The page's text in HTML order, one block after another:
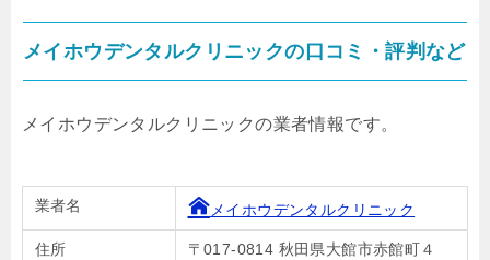
メイホウデンタルクリニックの口コミ・評判など
メイホウデンタルクリニックの業者情報です。
業者名 メイホウデンタルクリニック
住所
〒017-0814 秋田県大館市赤館町４